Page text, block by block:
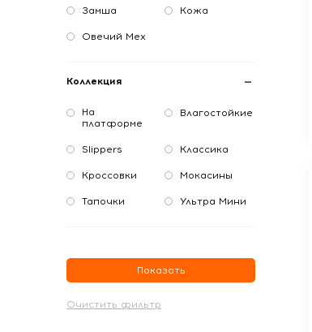
Замша Кожа
Овечий Мех
Коллекция
На
платформе
Влагостойкие
Slippers Классика
Кроссовки Мокасины
Тапочки Ультра Мини
Показать